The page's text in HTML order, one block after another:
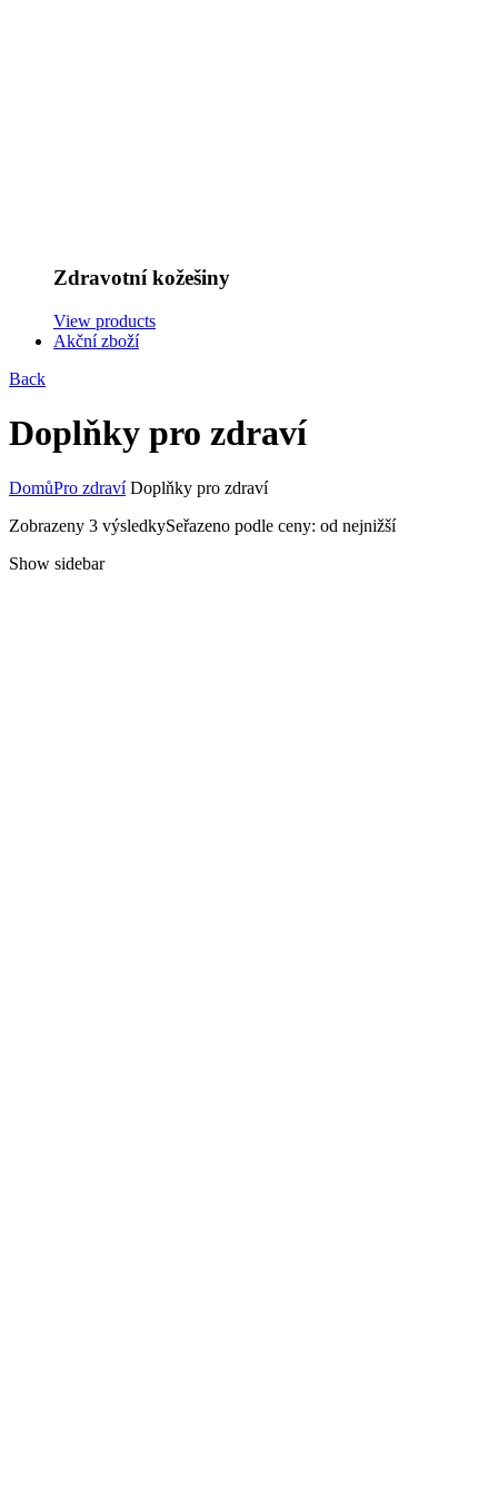
Zdravotní kožešiny
View products
Akční zboží
Back
Doplňky pro zdraví
DomůPro zdravíDoplňky pro zdraví
Zobrazeny 3 výsledkySeřazeno podle ceny: od nejnižší
Show sidebar